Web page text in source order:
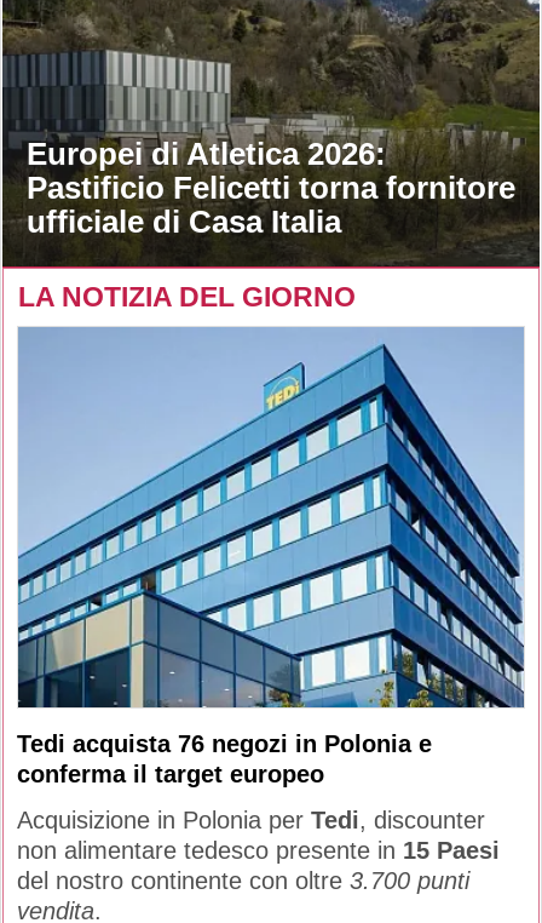
Europei di Atletica 2026:
Pastificio Felicetti torna fornitore
ufficiale di Casa Italia
LA NOTIZIA DEL GIORNO
Tedi acquista 76 negozi in Polonia e
conferma il target europeo
Acquisizione in Polonia per Tedi, discounter
non alimentare tedesco presente in 15 Paesi
del nostro continente con oltre 3.700 punti
vendita.